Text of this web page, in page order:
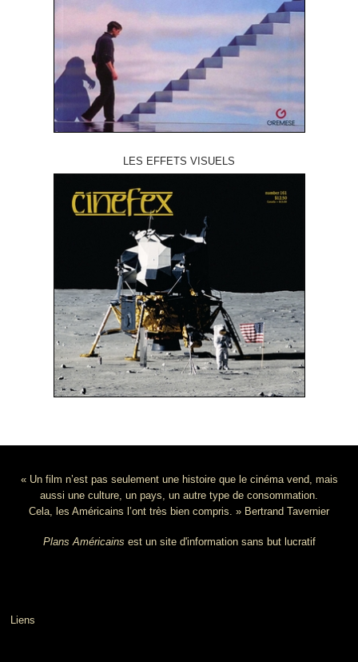
LES EFFETS VISUELS
« Un film n’est pas seulement une histoire que le cinéma vend, mais
aussi une culture, un pays, un autre type de consommation.
Cela, les Américains l’ont très bien compris. » Bertrand Tavernier
Plans Américains est un site d'information sans but lucratif
Liens